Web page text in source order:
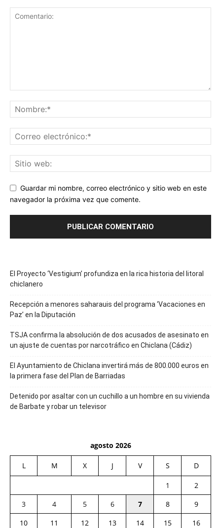
Guardar mi nombre, correo electrónico y sitio web en este
navegador la próxima vez que comente.
El Proyecto ‘Vestigium’ profundiza en la rica historia del litoral
chiclanero
Recepción a menores saharauis del programa ‘Vacaciones en
Paz’ en la Diputación
TSJA confirma la absolución de dos acusados de asesinato en
un ajuste de cuentas por narcotráfico en Chiclana (Cádiz)
El Ayuntamiento de Chiclana invertirá más de 800.000 euros en
la primera fase del Plan de Barriadas
Detenido por asaltar con un cuchillo a un hombre en su vivienda
de Barbate y robar un televisor
agosto 2026
L M X J V S D
1
2
3
4 5 6 7 8
9
10
11 12 13 14 15
16